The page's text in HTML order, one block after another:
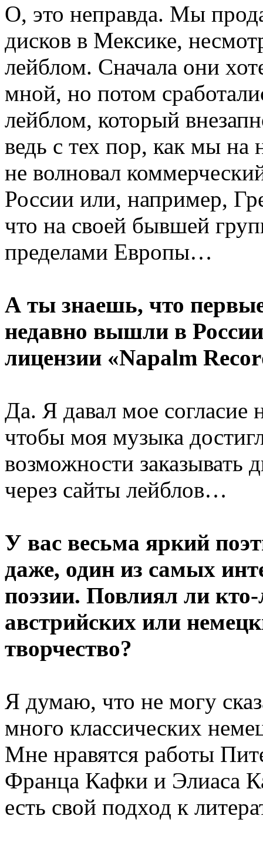
О, это неправда. Мы
дисков в Мексике,
лейблом. Сначала они
мной, но потом
лейблом, который
ведь с тех пор, как мы на
не волновал
России или, например,
что на своей бывшей
пределами Европы…
А ты знаешь, что
недавно вышли в
лицензии «Napalm
Да. Я давал мое согласие
чтобы моя музыка
возможности заказывать
через сайты лейблов…
У вас весьма яркий
даже, один из самых
поэзии. Повлиял ли
австрийских или
творчество?
Я думаю, что не могу
много классических
Мне нравятся работы
Франца Кафки и Элиаса
есть свой подход к